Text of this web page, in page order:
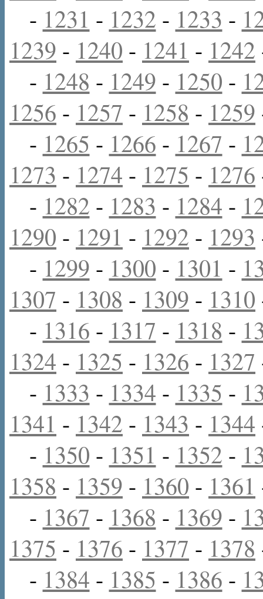
- 1231 - 1232 - 1233 -
1239 - 1240 - 1241 - 1242
- 1248 - 1249 - 1250 -
1256 - 1257 - 1258 - 1259
- 1265 - 1266 - 1267 -
1273 - 1274 - 1275 - 1276
- 1282 - 1283 - 1284 -
1290 - 1291 - 1292 - 1293
- 1299 - 1300 - 1301 -
1307 - 1308 - 1309 - 1310
- 1316 - 1317 - 1318 -
1324 - 1325 - 1326 - 1327
- 1333 - 1334 - 1335 -
1341 - 1342 - 1343 - 1344
- 1350 - 1351 - 1352 -
1358 - 1359 - 1360 - 1361
- 1367 - 1368 - 1369 -
1375 - 1376 - 1377 - 1378
- 1384 - 1385 - 1386 -